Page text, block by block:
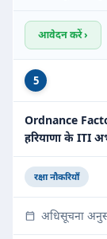
आवेदन करें ›
5
Ordnance
हरियाणा के ITI
रक्षा नौकरियाँ
अधिसूचना